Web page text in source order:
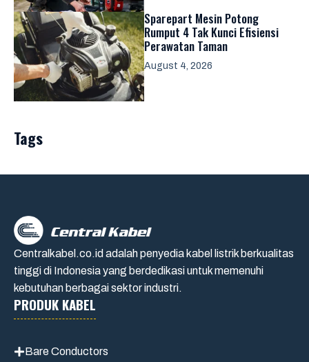
Sparepart Mesin Potong
Rumput 4 Tak Kunci Efisiensi
Perawatan Taman
August 4, 2026
Tags
Centralkabel.co.id adalah penyedia kabel listrik berkualitas
tinggi di Indonesia yang berdedikasi untuk memenuhi
kebutuhan berbagai sektor industri.
PRODUK KABEL
Bare Conductors